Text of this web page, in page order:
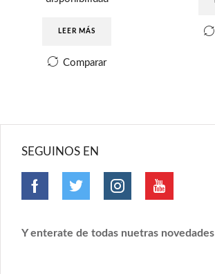
LEER MÁS
Comparar
SEGUINOS EN
Y enterate de todas nuetras novedades